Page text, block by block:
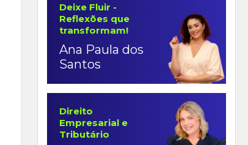
Deixe Fluir -
Reflexões que
transformam!
Ana Paula dos
Santos
Direito
Empresarial e
Tributário